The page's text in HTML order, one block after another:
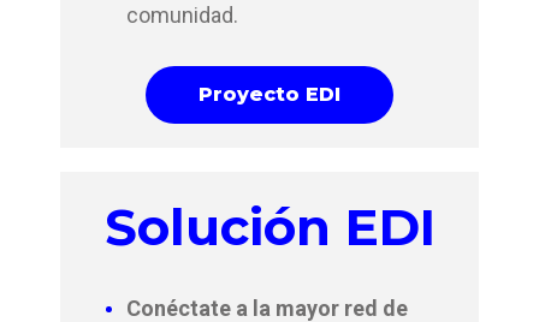
comunidad.
Proyecto EDI
Solución EDI
Conéctate a la mayor red de